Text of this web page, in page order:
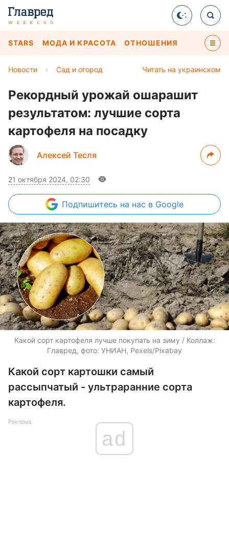
STARS МОДА И КРАСОТА ОТНОШЕНИЯ
Читать на украинском
Новости › Сад и огород
Рекордный урожай ошарашит
результатом: лучшие сорта
картофеля на посадку
Алексей Тесля
21 октября 2024, 02:30
Подпишитесь на нас в Google
Какой сорт картофеля лучше покупать на зиму / Коллаж:
Главред, фото: УНИАН, Pexels/Pixabay
Какой сорт картошки самый
рассыпчатый - ультраранние сорта
картофеля.
Реклама
ad